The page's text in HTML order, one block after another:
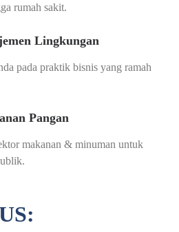
rumah sakit.
Lingkungan
pada praktik bisnis yang ramah
Pangan
makanan & minuman untuk